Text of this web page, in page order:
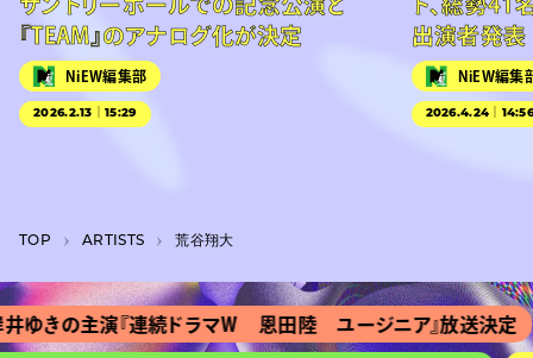
サントリーホールでの記念公演と
『TEAM』のアナログ化が決定
NiEW編集部
2026.2.13｜15:29
ト、総勢41
出演者発表
NiEW編集
2026.4.24｜
TOP A­R­T­I­S­T­S 荒谷翔大
きの主演『連続ドラマＷ 恩田陸 ユージニア』放送決定